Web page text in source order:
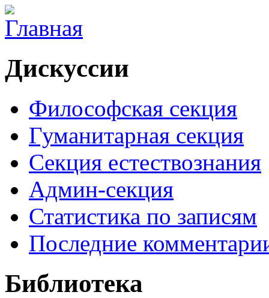
Дискуссии
Философская секция
Гуманитарная секция
Секция естествознания
Админ-секция
Статистика по записям
Последние
Библиотека